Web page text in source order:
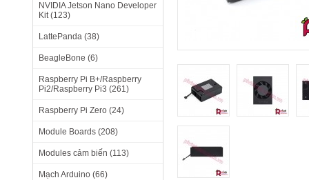
NVIDIA Jetson Nano Developer
Kit (123)
LattePanda (38)
BeagleBone (6)
Raspberry Pi B+/Raspberry
Pi2/Raspberry Pi3 (261)
Raspberry Pi Zero (24)
Module Boards (208)
Modules cảm biến (113)
Mạch Arduino (66)